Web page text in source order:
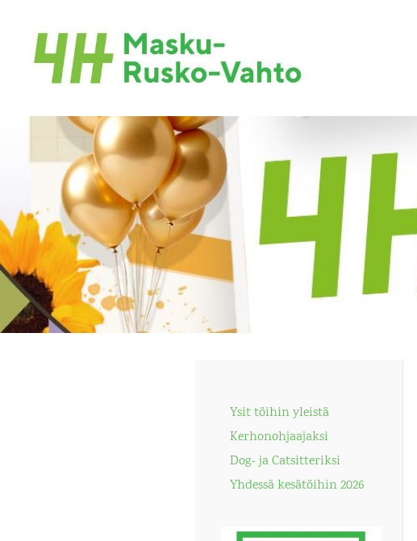
sivun
sisältöön
Maskun-Ruskon-Vahdon 4H-yhdistys
Ysit töihin yleistä
Kerhonohjaajaksi
Dog- ja Catsitteriksi
Yhdessä kesätöihin 2026